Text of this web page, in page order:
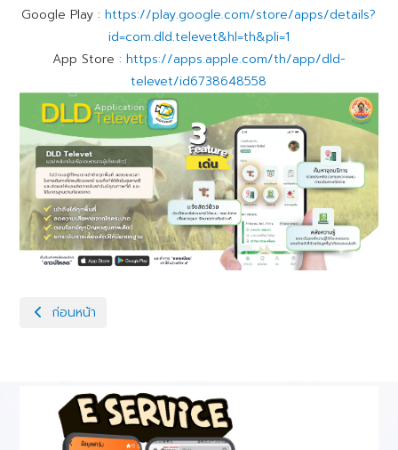
Google Play :https://play.google.com/store/apps/details?
id=com.dld.televet&hl=th&pli=1
App Store : https://apps.apple.com/th/app/dld-
televet/id6738648558
เนื้อหาก่อนหน้า: ระบบปศุสัตว์ไทย 4.0 (DLD 4.0) แอพเดียวที่เกษตร
ก่อนหน้า